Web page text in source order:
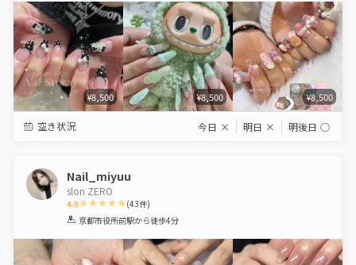
¥8,500 ¥8,500 ¥8,500
空き状況 今日 × 明日 × 明後日 ◯
Nail_miyuu
slon ZERO
4.9
1 2 3 4 5
(43件)
京都市役所前駅から徒歩4分